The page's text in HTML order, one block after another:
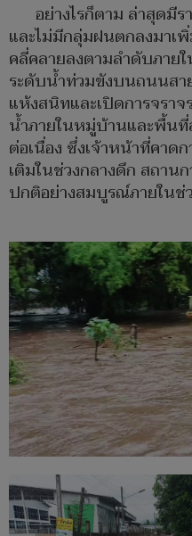
อย่างไรก็ตาม ล่าสุดมี
และไม่มีกลุ่มฝนตกลงมาเ
คลี่คลายลงตามลำดับภาย
ระดับน้ำท่วมขังบนถนนส
แห้งสนิทและเปิดการจรา
น้ำภายในหมู่บ้านและพื้นที่
ต่อเนื่อง ซึ่งเจ้าหน้าที่คาด
เติมในช่วงกลางดึก สถาน
ปกติอย่างสมบูรณ์ภายในช่